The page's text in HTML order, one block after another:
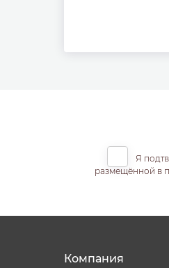
Я
размещённой в
Компания